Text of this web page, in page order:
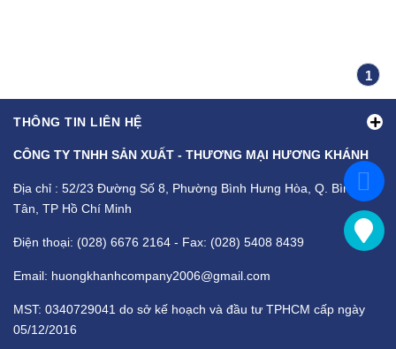
1
THÔNG TIN LIÊN HỆ
CÔNG TY TNHH SẢN XUẤT - THƯƠNG MẠI HƯƠNG KHÁNH
Địa chỉ : 52/23 Đường Số 8, Phường Bình Hưng Hòa, Q. Bình
Tân, TP Hồ Chí Minh
Điện thoại: (028) 6676 2164 - Fax: (028) 5408 8439
Email: huongkhanhcompany2006@gmail.com
MST: 0340729041 do sở kế hoạch và đầu tư TPHCM cấp ngày
05/12/2016